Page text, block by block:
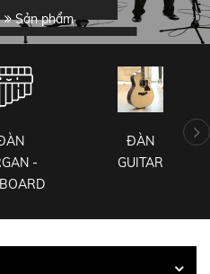
Sản phẩm
-
ĐÀN
GUITAR